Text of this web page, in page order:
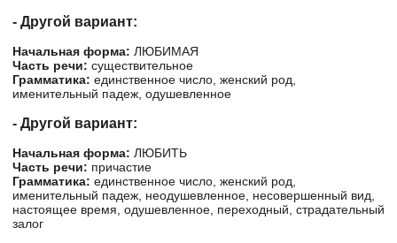
- Другой вариант:
Начальная форма: ЛЮБИМАЯ
Часть речи: существительное
Грамматика: единственное число, женский род,
именительный падеж, одушевленное
- Другой вариант:
Начальная форма: ЛЮБИТЬ
Часть речи: причастие
Грамматика: единственное число, женский род,
именительный падеж, неодушевленное, несовершенный вид,
настоящее время, одушевленное, переходный, страдательный
залог